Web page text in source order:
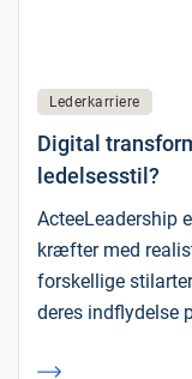
Lederkarriere
Digital
ledelsesstil?
ActeeLeadership
kræfter med
forskellige
deres indflydelse